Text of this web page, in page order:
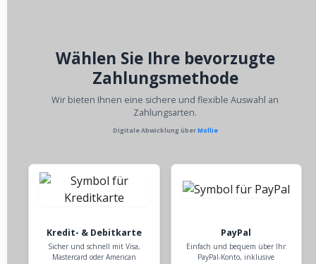
Wählen Sie Ihre bevorzugte
Zahlungsmethode
Wir bieten Ihnen eine sichere und flexible Auswahl an
Zahlungsarten.
Digitale Abwicklung überMollie
Kredit- & Debitkarte
Sicher und schnell mit Visa,
Mastercard oder American
PayPal
Einfach und bequem über Ihr
PayPal-Konto, inklusive